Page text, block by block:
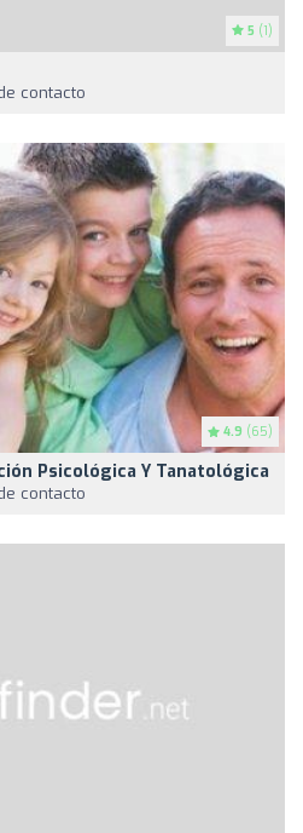
5 (1)
contacto
4.9 (65)
Psicológica Y Tanatológica
contacto